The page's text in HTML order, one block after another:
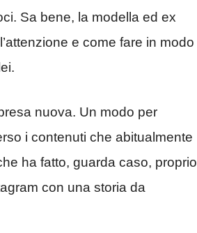
Sa bene, la modella ed ex
e come fare in modo
nuova. Un modo per
i contenuti che abitualmente
ha fatto, guarda caso, proprio
con una storia da